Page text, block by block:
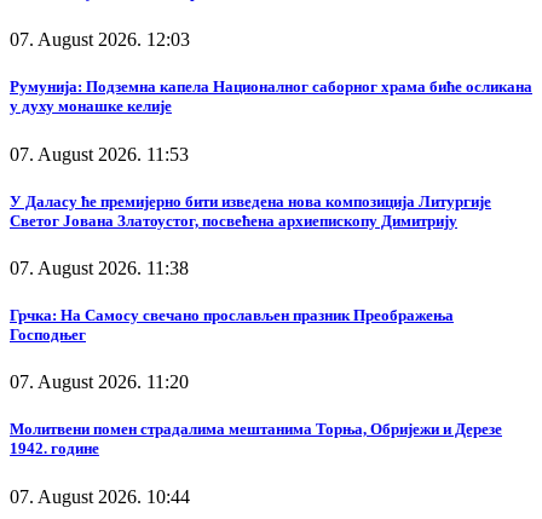
07. August 2026. 12:03
Румунија: Подземна капела Националног саборног храма биће осликана
у духу монашке келије
07. August 2026. 11:53
У Даласу ће премијерно бити изведена нова композиција Литургије
Светог Јована Златоустог, посвећена архиепископу Димитрију
07. August 2026. 11:38
Грчка: На Самосу свечано прослављен празник Преображења
Господњег
07. August 2026. 11:20
Молитвени помен страдалима мештанима Торња, Обријежи и Дерезе
1942. године
07. August 2026. 10:44